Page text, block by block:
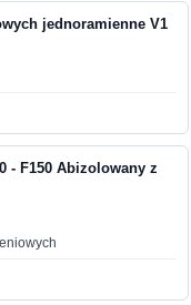
jednoramienne V1
- F150 Abizolowany z